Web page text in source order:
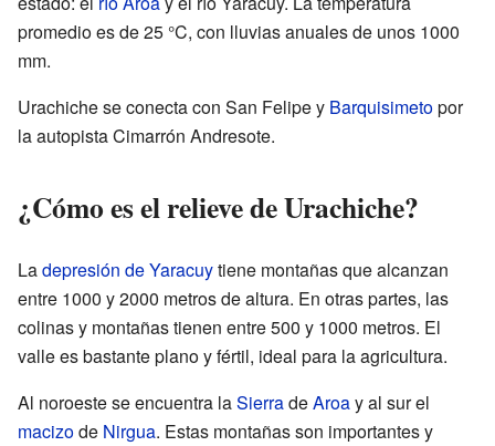
promedio es de 25 °C, con lluvias anuales de unos 1000
mm.
Urachiche se conecta con San Felipe y Barquisimetopor
la autopista Cimarrón Andresote.
¿Cómo es el relieve de Urachiche?
Ladepresión de Yaracuytiene montañas que alcanzan
entre 1000 y 2000 metros de altura. En otras partes, las
colinas y montañas tienen entre 500 y 1000 metros. El
valle es bastante plano y fértil, ideal para la agricultura.
Al noroeste se encuentra laSierradeAroay al sur el
macizode Nirgua. Estas montañas son importantes y